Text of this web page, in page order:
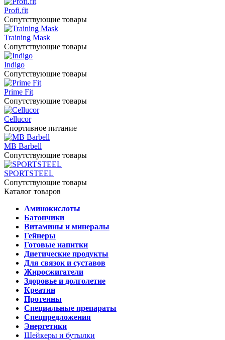
Profi.fit
Сопутствующие товары
Training Mask
Сопутствующие товары
Indigo
Сопутствующие товары
Prime Fit
Сопутствующие товары
Cellucor
Спортивное питание
MB Barbell
Сопутствующие товары
SPORTSTEEL
Сопутствующие товары
Каталог товаров
Аминокислоты
Батончики
Витамины и минералы
Гейнеры
Готовые напитки
Диетические продукты
Для связок и суставов
Жиросжигатели
Здоровье и долголетие
Креатин
Протеины
Специальные препараты
Спецпредложения
Энергетики
Шейкеры и бутылки